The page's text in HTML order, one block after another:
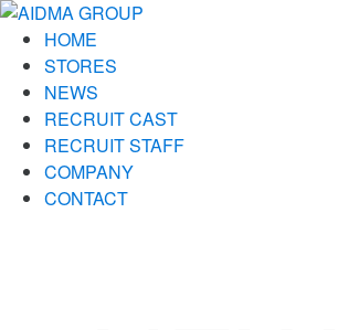
HOME
STORES
NEWS
RECRUIT CAST
RECRUIT STAFF
COMPANY
CONTACT